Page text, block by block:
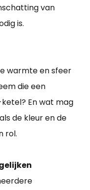
van
is.
warmte en sfeer
die een
En wat mag
de kleur en de
rol.